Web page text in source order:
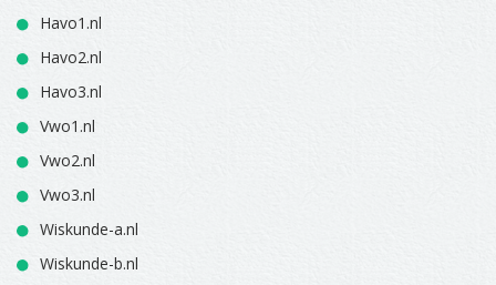
Havo1.nl
Havo2.nl
Havo3.nl
Vwo1.nl
Vwo2.nl
Vwo3.nl
Wiskunde-a.nl
Wiskunde-b.nl